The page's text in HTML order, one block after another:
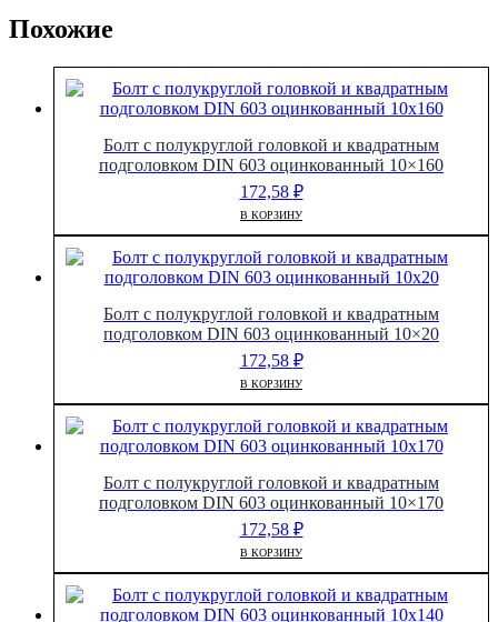
DIN
оцинкованный
Похожие
Болт с полукруглой головкой и квадратным
подголовком DIN 603 оцинкованный 10×160
172,58 ₽
В КОРЗИНУ
Болт с полукруглой головкой и квадратным
подголовком DIN 603 оцинкованный 10×20
172,58 ₽
В КОРЗИНУ
Болт с полукруглой головкой и квадратным
подголовком DIN 603 оцинкованный 10×170
172,58 ₽
В КОРЗИНУ